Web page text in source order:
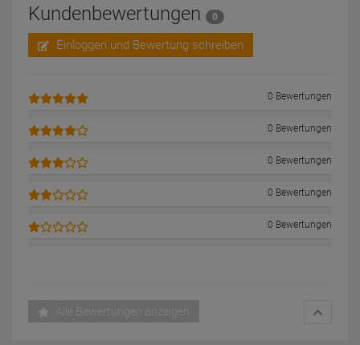
Kundenbewertungen 0
Einloggen und Bewertung schreiben
0 Bewertungen
0 Bewertungen
0 Bewertungen
0 Bewertungen
0 Bewertungen
Alle Bewertungen anzeigen